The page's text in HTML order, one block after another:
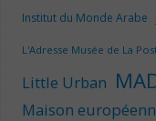
Institut du Monde Arabe
L'Adresse Musée de La
Little Urban
Maison